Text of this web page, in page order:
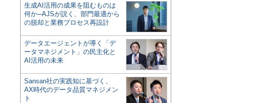
生成AI活用の成果を阻むものは
何か─AJSが説く、部門最適から
の脱却と業務プロセス再設計
データエージェントが導く「デ
ータマネジメント」の民主化と
AI活用の未来
Sansan社の実践知に基づく、
AX時代のデータ品質マネジメン
ト